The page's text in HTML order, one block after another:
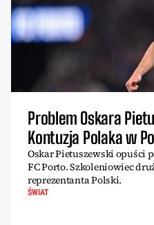
Problem Oskara
Kontuzja Polaka w
Oskar Pietuszewski opuści
FC Porto. Szkoleniowiec
reprezentanta Polski.
ŚWIAT